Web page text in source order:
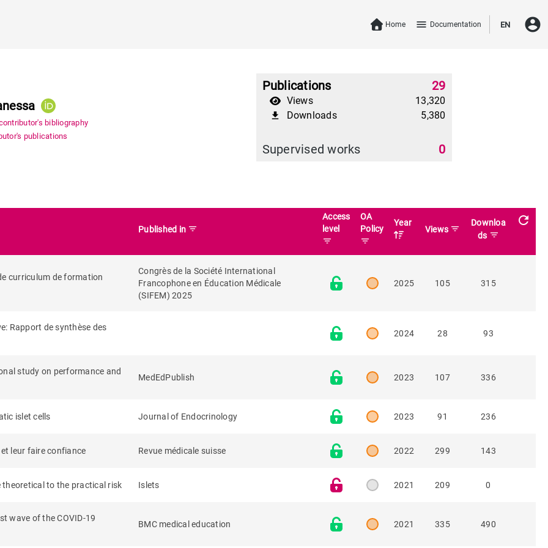
Home menu Documentation EN account_circle
bibliography
publications
Publications 29
Views 13,320
file_download Downloads 5,380
Supervised works 0
Published in filter_list
Access
level
filter_list
OA
Policy
filter_list
Year
Views filter_list
Downloa
ds filter_list
refresh
curriculum de formation
Congrès de la Société International
Francophone en Éducation Médicale
(SIFEM) 2025
2025 105 315
Rapport de synthèse des
2024 28 93
study on performance and
MedEdPublish 2023 107 336
islet cells Journal of Endocrinology 2023 91 236
leur faire confiance Revue médicale suisse 2022 299 143
to the practical risk Islets 2021 209 0
wave of the COVID-19
BMC medical education 2021 335 490